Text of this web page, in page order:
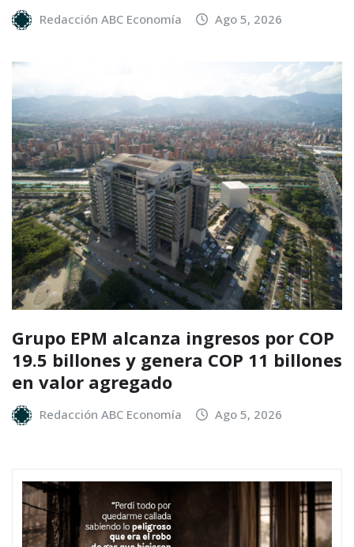
Redacción ABC Economía Ago 5, 2026
Grupo EPM alcanza ingresos por COP
19.5 billones y genera COP 11 billones
en valor agregado
Redacción ABC Economía Ago 5, 2026